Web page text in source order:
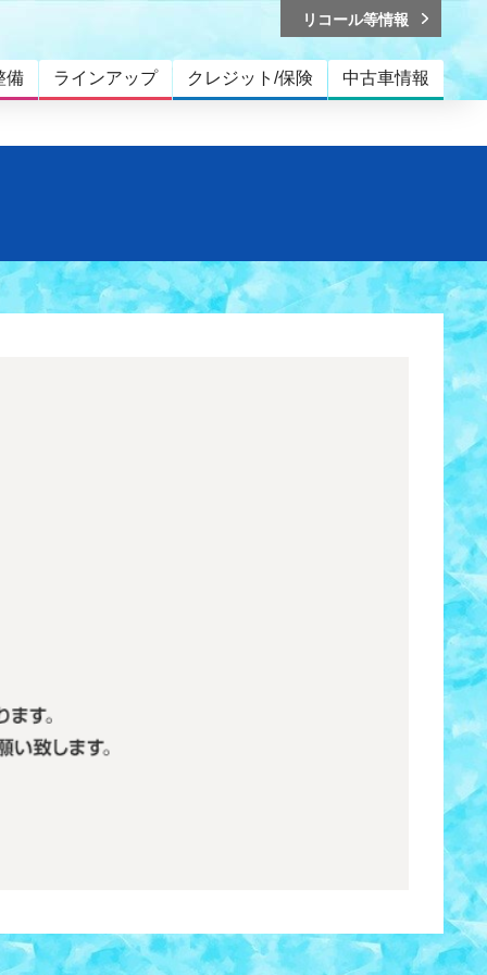
備 ラインアップ クレジット/保険 中古車情報
リコール等情報